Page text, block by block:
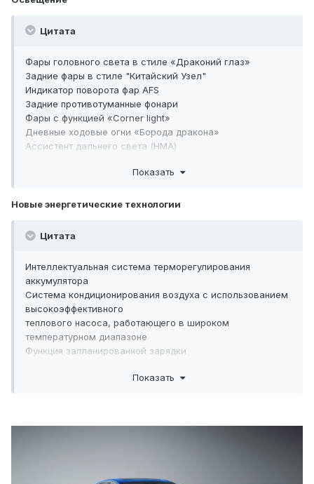
Газовые упоры капота
Память водительского сиденья
Емкость аккумулятора (кВтч): 18.3
NEDC комбинированный запас хода электромобиля (км):
Расход топлива на 100 км (л/km): 3.8
Цитата
Фары головного света в стиле «Драконий глаз»
Задние фары в стиле "Китайский Узел"
Индикатор поворота фар AFS
Задние противотуманные фонари
Фары с функцией «Corner light»
Дневные ходовые огни «Борода дракона»
Ассистент дальнего света (HMA)
Контактная подсветка салона (спереди)
Освещение салона автомобиля
Светодиодная подсветка на четырех дверях
Световой индикатор порта зарядки (разноцветный)
Подсветка перчаточного ящика
Датчик света
Функция "Проводи меня домой" с задержкой
выключения передних фар
Показать
Новые энергетические технологии
Цитата
Интеллектуальная система терморегулирования
аккумулятора
Система кондиционирования воздуха с использованием
высокоэффективного
теплового насоса, работающего в широком
температурном диапазоне
Функция запланированной зарядки
Режим ECO/SPORT/Normal/Snowy
Показать